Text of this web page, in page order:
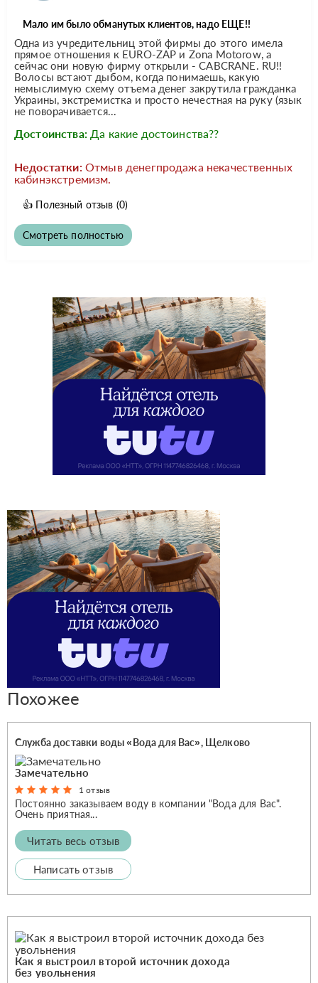
Мало им было обманутых клиентов, надо ЕЩЕ!!
Одна из учредительниц этой фирмы до этого имела
прямое отношения к EURO-ZAP и Zona Motorow, а
сейчас они новую фирму открыли - CABCRANE. RU!!
Волосы встают дыбом, когда понимаешь, какую
немыслимую схему отъема денег закрутила гражданка
Украины, экстремистка и просто нечестная на руку (язык
не поворачивается...
Достоинства: Да какие достоинства??
Недостатки: Отмыв денегпродажа некачественных
кабинэкстремизм.
👍 Полезный отзыв (0)
Смотреть полностью
Похожее
Служба доставки воды «Вода для Вас», Щелково
Замечательно
1 отзыв
Постоянно заказываем воду в компании "Вода для Вас".
Очень приятная...
Читать весь отзыв
Написать отзыв
Как я выстроил второй источник дохода
без увольнения